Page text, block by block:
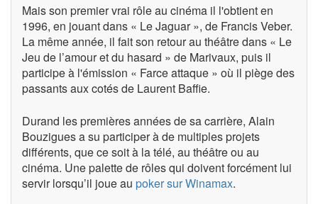
Mais son premier vrai rôle au cinéma il l'obtient en
1996, en jouant dans « Le Jaguar », de Francis Veber.
La même année, il fait son retour au théâtre dans « Le
Jeu de l’amour et du hasard » de Marivaux, puis il
participe à l'émission « Farce attaque » où il piège des
passants aux cotés de Laurent Baffie.
Durand les premières années de sa carrière, Alain
Bouzigues a su participer à de multiples projets
différents, que ce soit à la télé, au théâtre ou au
cinéma. Une palette de rôles qui doivent forcément lui
servir lorsqu’il joue au poker sur Winamax.